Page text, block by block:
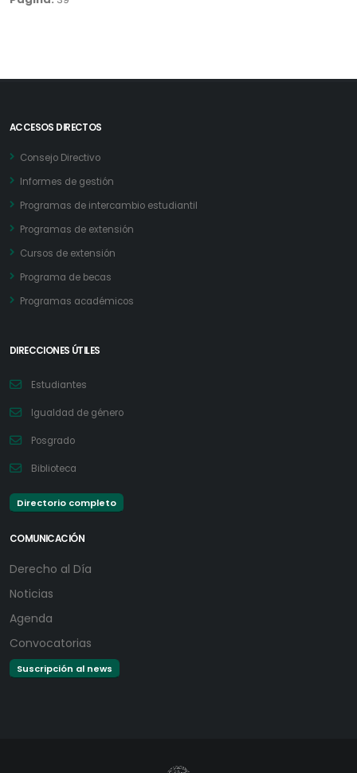
ACCESOS DIRECTOS
Consejo Directivo
Informes de gestión
Programas de intercambio estudiantil
Programas de extensión
Cursos de extensión
Programa de becas
Programas académicos
DIRECCIONES ÚTILES
Estudiantes
Igualdad de género
Posgrado
Biblioteca
Directorio completo
COMUNICACIÓN
Derecho al Día
Noticias
Agenda
Convocatorias
Suscripción al news